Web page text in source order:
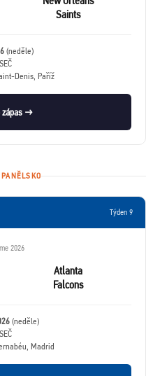
Saints
(neděle)
Denis, Paříž
zápas →
Týden 9
2026
Atlanta
Falcons
(neděle)
Madrid